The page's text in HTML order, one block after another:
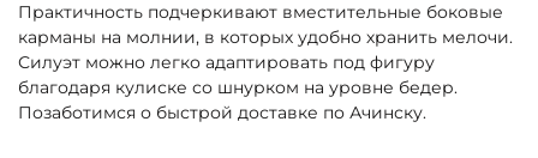
Практичность подчеркивают вместительные боковые
карманы на молнии, в которых удобно хранить мелочи.
Силуэт можно легко адаптировать под фигуру
благодаря кулиске со шнурком на уровне бедер.
Позаботимся о быстрой доставке по Ачинску.